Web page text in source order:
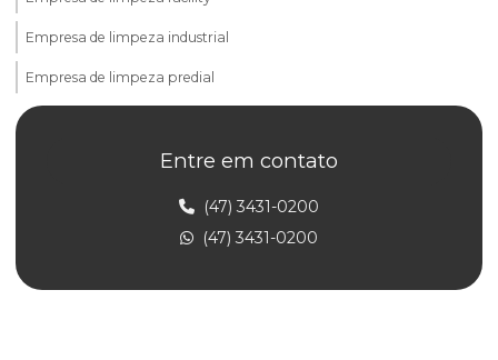
Empresa de limpeza industrial
Empresa de limpeza predial
Empresa de limpeza predial terceirizada
Empresa de limpeza de prédios
Empresa de limpeza profissional
Empresa de limpeza de vidros e fachadas
Entre em contato
(47) 3431-0200
(47) 3431-0200